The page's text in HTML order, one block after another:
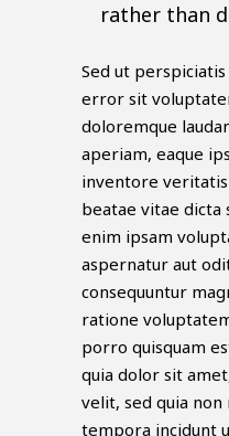
rather than
Sed ut
error sit
doloremque
aperiam, eaque
inventore
beatae vitae dicta
enim ipsam
aspernatur aut
consequuntur
ratione
porro quisquam
quia dolor sit
velit, sed quia non
tempora incidunt